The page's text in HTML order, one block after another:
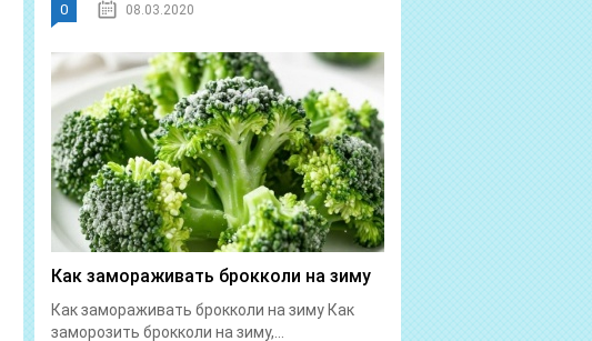
0 08.03.2020
Как замораживать брокколи на зиму
Как замораживать брокколи на зиму Как
заморозить брокколи на зиму,...